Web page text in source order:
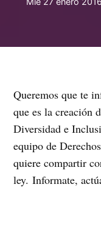
Queremos que te
que es la creación
Diversidad e
equipo de
quiere compartir
ley. Informate,